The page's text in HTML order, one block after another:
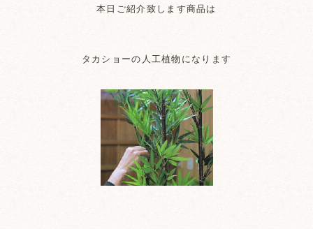
本日ご紹介致します商品は
タカショーの人工植物になります